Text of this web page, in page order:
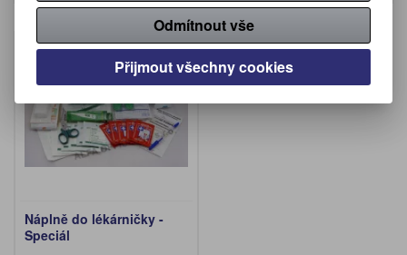
Na objednání
Náplně do lékárničky -
Speciál
Odmítnout vše
Přijmout všechny cookies